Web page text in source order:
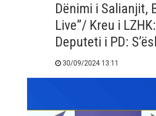
Dënimi i Salianjit,
Live”/ Kreu i
Deputeti i PD:
30/09/2024 13:11